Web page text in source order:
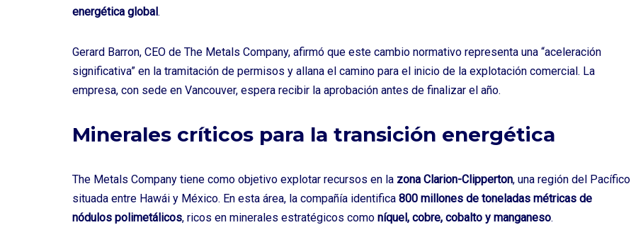
energética global.
Gerard Barron, CEO de The Metals Company, afirmó que este cambio normativo representa una “aceleración
significativa” en la tramitación de permisos y allana el camino para el inicio de la explotación comercial. La
empresa, con sede en Vancouver, espera recibir la aprobación antes de finalizar el año.
Minerales críticos para la transición energética
The Metals Company tiene como objetivo explotar recursos en la zona Clarion-Clipperton, una región del Pacífico
situada entre Hawái y México. En esta área, la compañía identifica 800 millones de toneladas métricas de
nódulos polimetálicos, ricos en minerales estratégicos como níquel, cobre, cobalto y manganeso.